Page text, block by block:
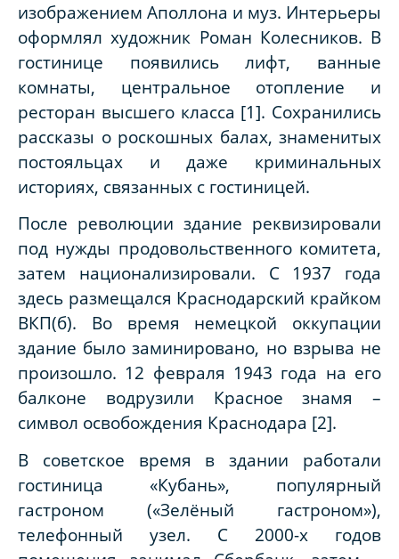
изображением Аполлона и муз. Интерьеры
оформлял художник Роман Колесников. В
гостинице появились лифт, ванные
комнаты, центральное отопление и
ресторан высшего класса [1]. Сохранились
рассказы о роскошных балах, знаменитых
постояльцах и даже криминальных
историях, связанных с гостиницей.
После революции здание реквизировали
под нужды продовольственного комитета,
затем национализировали. С 1937 года
здесь размещался Краснодарский крайком
ВКП(б). Во время немецкой оккупации
здание было заминировано, но взрыва не
произошло. 12 февраля 1943 года на его
балконе водрузили Красное знамя –
символ освобождения Краснодара [2].
В советское время в здании работали
гостиница «Кубань», популярный
гастроном («Зелёный гастроном»),
телефонный узел. С 2000-х годов